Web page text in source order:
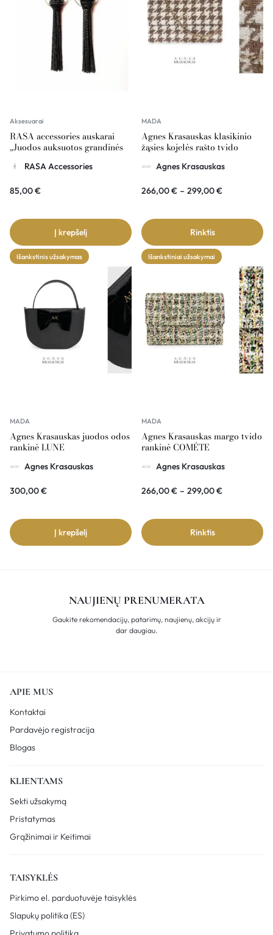
Aksesuarai
RASA accessories auskarai
„Juodos auksuotos grandinės
RASA Accessories
85,00€
Į krepšelį
MADA
Agnes Krasauskas klasikinio
žąsies kojelės rašto tvido
Agnes Krasauskas
266,00€ – 299,00€
Rinktis
Išankstinis užsakymas
MADA
Agnes Krasauskas juodos odos
rankinė LUNE
Agnes Krasauskas
300,00€
Į krepšelį
Išankstiniai užsakymai
MADA
Agnes Krasauskas margo tvido
rankinė COMÉTE
Agnes Krasauskas
266,00€ – 299,00€
Rinktis
NAUJIENŲ PRENUMERATA
Gaukite rekomendacijų, patarimų, naujienų, akcijų ir
dar daugiau.
APIE MUS
Kontaktai
Pardavėjo registracija
Blogas
KLIENTAMS
Sekti užsakymą
Pristatymas
Grąžinimai ir Keitimai
TAISYKLĖS
Pirkimo el. parduotuvėje taisyklės
Slapukų politika (ES)